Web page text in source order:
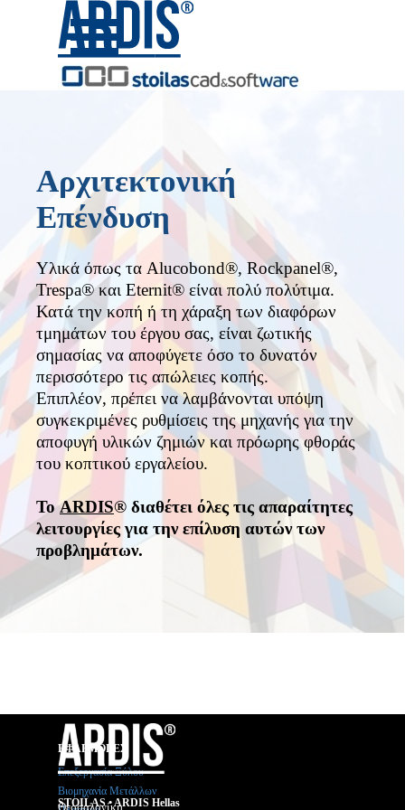
Μετάβαση στο περιεχόμενοΠαράλειψη μενού
Αρχιτεκτονική
Επένδυση
Υλικά όπως τα Alucobond®, Rockpanel®,
Trespa® και Eternit® είναι πολύ πολύτιμα.
Κατά την κοπή ή τη χάραξη των διαφόρων
τμημάτων του έργου σας, είναι ζωτικής
σημασίας να αποφύγετε όσο το δυνατόν
περισσότερο τις απώλειες κοπής.
Επιπλέον, πρέπει να λαμβάνονται υπόψη
συγκεκριμένες ρυθμίσεις της μηχανής για την
αποφυγή υλικών ζημιών και πρόωρης φθοράς
του κοπτικού εργαλείου.
ΤοARDIS® διαθέτει όλες τις απαραίτητες
λειτουργίες για την επίλυση αυτών των
προβλημάτων.
ΕΦΑΡΜΟΓΕΣ
Επεξεργασία Ξύλου
Βιομηχανία Μετάλλων
STOILAS • ARDIS Hellas
Θεσσαλονίκη